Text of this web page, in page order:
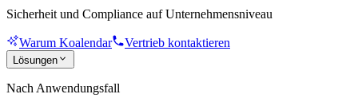
Sicherheit und Compliance auf Unternehmensniveau
Warum Koalendar Vertrieb kontaktieren
Lösungen
Nach Anwendungsfall